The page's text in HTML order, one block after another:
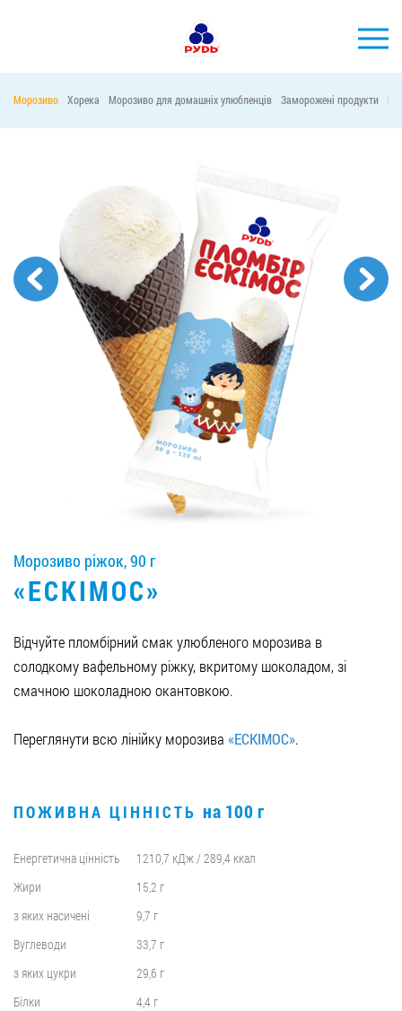
КОМПАНІЯ
СПОЖИВАЧАМ
АКЦІЇ
ПРЕС-ЦЕНТР
ХОРЕКА
Тендерні закупівлі
Контакти
Вакансії
ЗАМОВИТИ ПРОДУКЦІЮ «РУДЬ»:
СТАТИ ПАРТНЕРОМ
0412 42 29 23
Морозиво Хорека Морозиво для домашніх улюбленців Заморожені продукти
Морозиво ріжок, 90 г
«ЕСКІМОС»
Відчуйте пломбірний смак улюбленого морозива в
солодкому вафельному ріжку, вкритому шоколадом, зі
смачною шоколадною окантовкою.
Переглянути всю лінійку морозива «ЕСКІМОС».
ПОЖИВНА ЦІННІСТЬ на 100 г
Енергетична цінність
1210,7 кДж / 289,4 ккал
Жири
15,2 г
з яких насичені
9,7 г
Вуглеводи
33,7 г
з яких цукри
29,6 г
Білки
4,4 г